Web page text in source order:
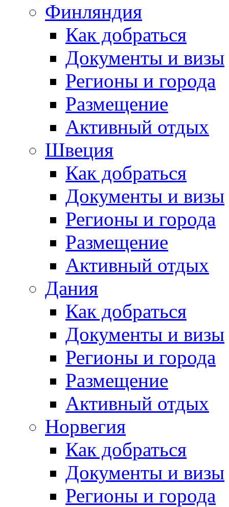
Финляндия
Как добраться
Документы и визы
Регионы и города
Размещение
Активный отдых
Швеция
Как добраться
Документы и визы
Регионы и города
Размещение
Активный отдых
Дания
Как добраться
Документы и визы
Регионы и города
Размещение
Активный отдых
Норвегия
Как добраться
Документы и визы
Регионы и города